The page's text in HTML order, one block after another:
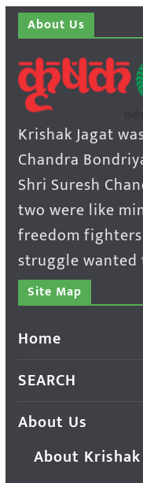
About Us
Krishak Jagat
Chandra
Shri Suresh
two were like
freedom
struggle
Site Map
Home
SEARCH
About Us
About